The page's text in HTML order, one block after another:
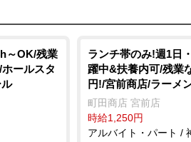
e
～OK/残業
ールスタ
ランチ帯のみ!週1日
躍中&扶養内可/残業
円!/宮前商店/ラーメ
町田商店 宮前店
時給1,250円
アルバイト・パート /